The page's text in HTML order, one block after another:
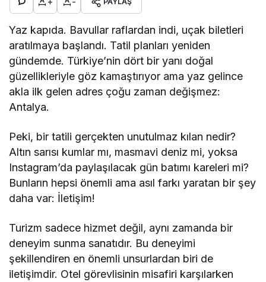
Yaz kapıda. Bavullar raflardan indi, uçak biletleri
aratılmaya başlandı. Tatil planları yeniden
gündemde. Türkiye’nin dört bir yanı doğal
güzellikleriyle göz kamaştırıyor ama yaz gelince
akla ilk gelen adres çoğu zaman değişmez:
Antalya.
Peki, bir tatili gerçekten unutulmaz kılan nedir?
Altın sarısı kumlar mı, masmavi deniz mi, yoksa
Instagram’da paylaşılacak gün batımı kareleri mi?
Bunların hepsi önemli ama asıl farkı yaratan bir şey
daha var: İletişim!
Turizm sadece hizmet değil, aynı zamanda bir
deneyim sunma sanatıdır. Bu deneyimi
şekillendiren en önemli unsurlardan biri de
iletişimdir. Otel görevlisinin misafiri karşılarken